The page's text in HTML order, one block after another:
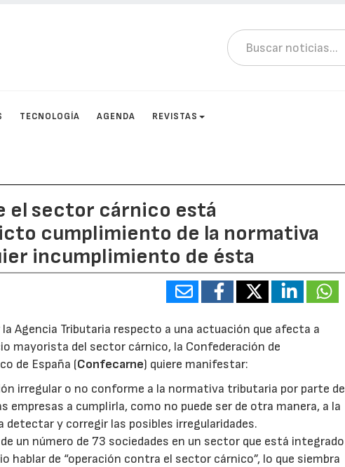
TECNOLOGÍA AGENDA REVISTAS
el sector cárnico está
cumplimiento de la normativa
incumplimiento de ésta
Agencia Tributaria respecto a una actuación que afecta a
mayorista del sector cárnico, la Confederación de
de España (Confecarne) quiere manifestar:
irregular o no conforme a la normativa tributaria por parte de
empresas a cumplirla, como no puede ser de otra manera, a la
detectar y corregir las posibles irregularidades.
un número de 73 sociedades en un sector que está integrado
hablar de “operación contra el sector cárnico”, lo que siembra